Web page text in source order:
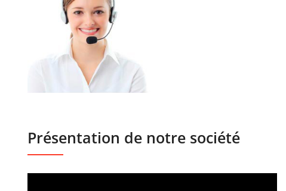
Présentation de notre société